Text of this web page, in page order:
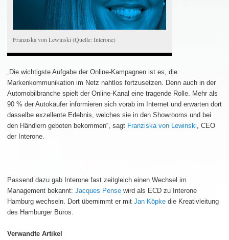
Franziska von Lewinski (Quelle: Interone)
„Die wichtigste Aufgabe der Online-Kampagnen ist es, die
Markenkommunikation im Netz nahtlos fortzusetzen. Denn auch in der
Automobilbranche spielt der Online-Kanal eine tragende Rolle. Mehr als
90 % der Autokäufer informieren sich vorab im Internet und erwarten dort
dasselbe exzellente Erlebnis, welches sie in den Showrooms und bei
den Händlern geboten bekommen“, sagt Franziska von Lewinski, CEO
der Interone.
Passend dazu gab Interone fast zeitgleich einen Wechsel im
Management bekannt: Jacques Pense wird als ECD zu Interone
Hamburg wechseln. Dort übernimmt er mit Jan Köpke die Kreativleitung
des Hamburger Büros.
Verwandte Artikel